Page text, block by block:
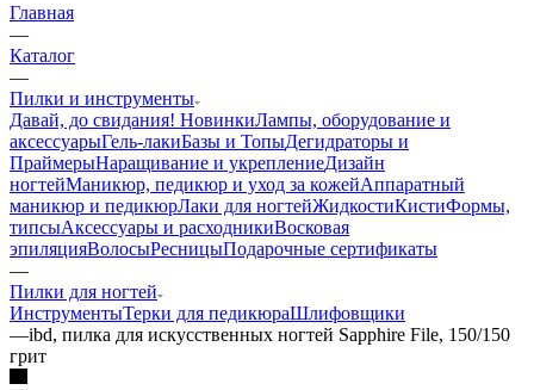
Главная
—
Каталог
—
Пилки и инструменты
Давай, до свидания! НовинкиЛампы, оборудование и
аксессуарыГель-лакиБазы и ТопыДегидраторы и
ПраймерыНаращивание и укреплениеДизайн
ногтейМаникюр, педикюр и уход за кожейАппаратный
маникюр и педикюрЛаки для ногтейЖидкостиКистиФормы,
типсыАксессуары и расходникиВосковая
эпиляцияВолосыРесницыПодарочные сертификаты
—
Пилки для ногтей
ИнструментыТерки для педикюраШлифовщики
—ibd, пилка для искусственных ногтей Sapphire File, 150/150
грит